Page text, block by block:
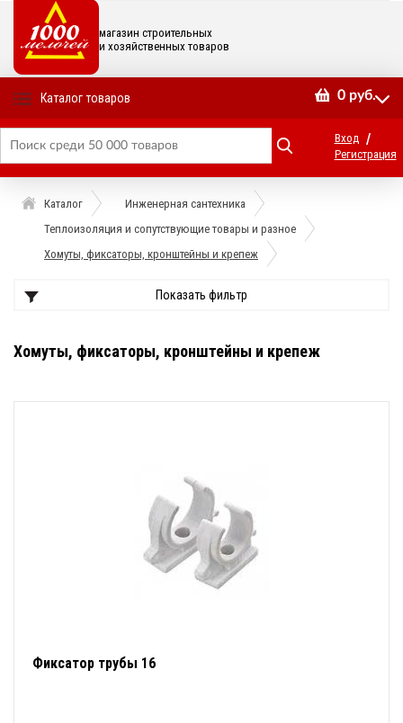
магазин строительных
и хозяйственных товаров
Каталог товаров 0 руб.
Вход /
Регистрация
Каталог
Инженерная сантехника
Теплоизоляция и сопутствующие товары и разное
Хомуты, фиксаторы, кронштейны и крепеж
Показать фильтр
Хомуты, фиксаторы, кронштейны и крепеж
Фиксатор трубы 16